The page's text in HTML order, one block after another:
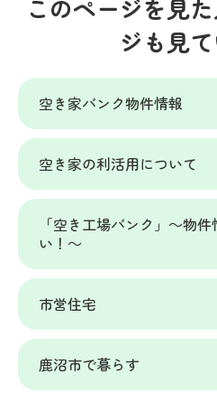
このページを見
ジも見
空き家バンク物件情報
空き家の利活用について
「空き工場バンク」～物
い！～
市営住宅
鹿沼市で暮らす